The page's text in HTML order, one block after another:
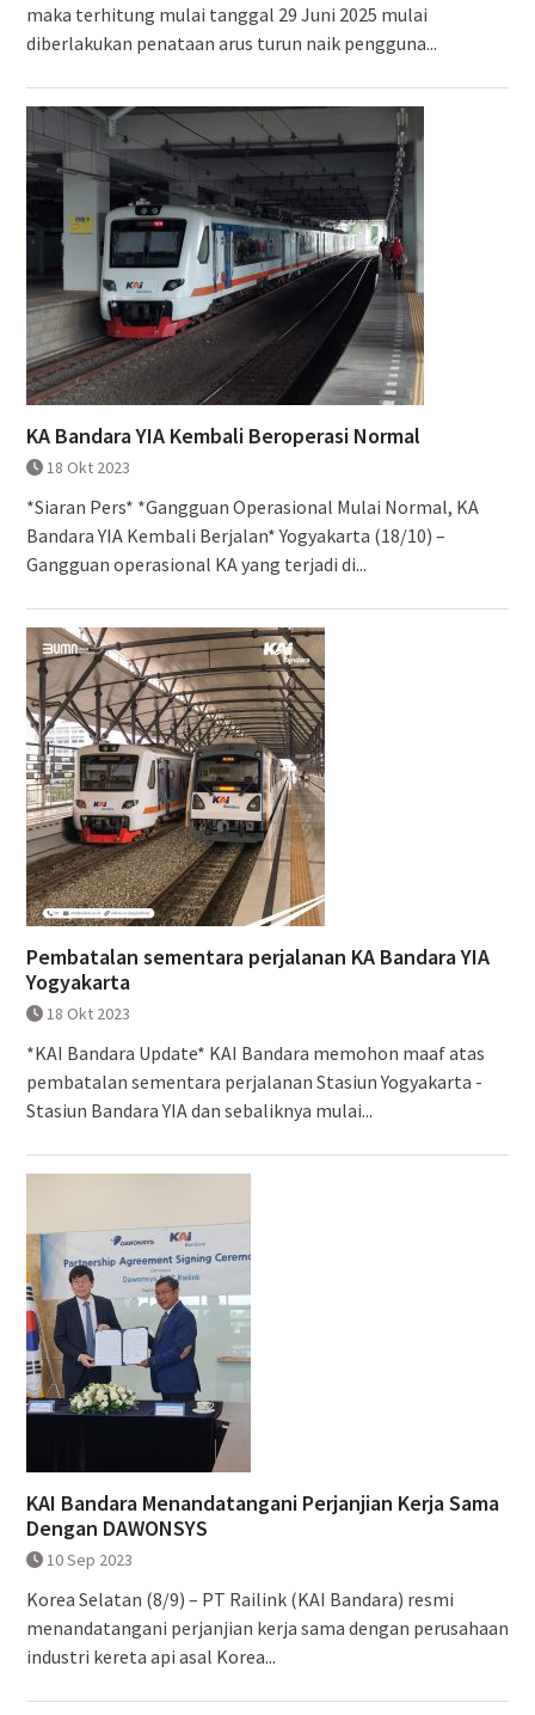
maka terhitung mulai tanggal 29 Juni 2025 mulai
diberlakukan penataan arus turun naik pengguna...
KA Bandara YIA Kembali Beroperasi Normal
18 Okt 2023
*Siaran Pers* *Gangguan Operasional Mulai Normal, KA
Bandara YIA Kembali Berjalan* Yogyakarta (18/10) –
Gangguan operasional KA yang terjadi di...
Pembatalan sementara perjalanan KA Bandara YIA
Yogyakarta
18 Okt 2023
*KAI Bandara Update* KAI Bandara memohon maaf atas
pembatalan sementara perjalanan Stasiun Yogyakarta -
Stasiun Bandara YIA dan sebaliknya mulai...
KAI Bandara Menandatangani Perjanjian Kerja Sama
Dengan DAWONSYS
10 Sep 2023
Korea Selatan (8/9) – PT Railink (KAI Bandara) resmi
menandatangani perjanjian kerja sama dengan perusahaan
industri kereta api asal Korea...